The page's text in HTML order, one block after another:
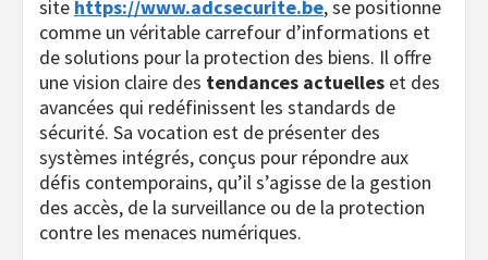
site https://www.adcsecurite.be, se positionne
comme un véritable carrefour d’informations et
de solutions pour la protection des biens. Il offre
une vision claire des tendances actuelles et des
avancées qui redéfinissent les standards de
sécurité. Sa vocation est de présenter des
systèmes intégrés, conçus pour répondre aux
défis contemporains, qu’il s’agisse de la gestion
des accès, de la surveillance ou de la protection
contre les menaces numériques.